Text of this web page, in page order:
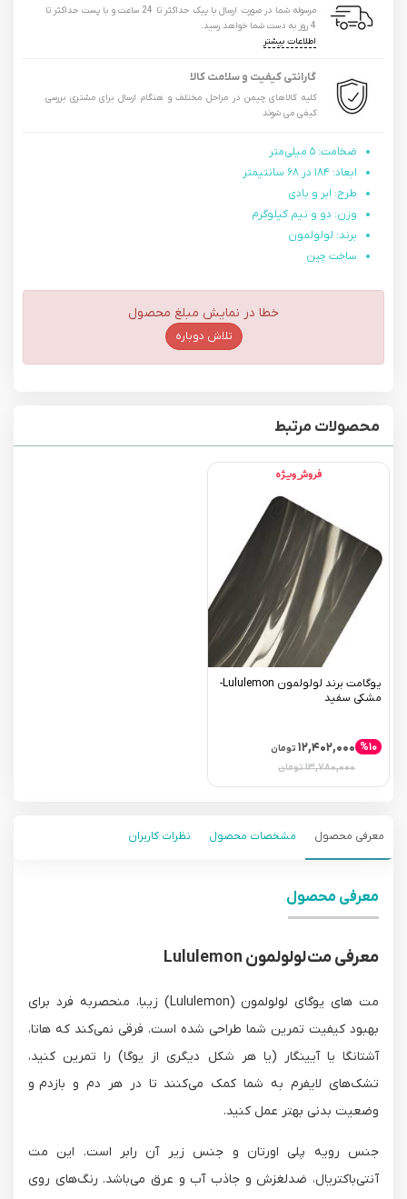
مرسوله شما در صورت ارسال با پیک حداکثر تا 24 ساعت و با پست حداکثر تا
4 روز به دست شما خواهد رسید.
اطلاعات بیشتر
گارانتی کیفیت و سلامت کالا
کلیه کالاهای چیمن در مراحل مختلف و هنگام ارسال برای مشتری بررسی
کیفی می شوند
ضخامت: ۵ میلی‌متر
ابعاد: ۱۸۴ در ۶۸ سانتیمتر
طرح: ابر و بادی
وزن: دو و نیم کیلوگرم
برند: لولولمون
ساخت چین
خطا در نمایش مبلغ محصول
تلاش دوباره
محصولات مرتبط
یوگامت برند لولولمون Lululemon-
مشکی سفید
۱۲,۴۰۲,۰۰۰ تومان
۱۳,۷۸۰,۰۰۰تومان
%۱۰
معرفی محصول مشخصات محصول نظرات کاربران
معرفی محصول
معرفی مت‌ لولولمون Lululemon
مت های یوگای لولولمون (Lululemon) زیبا، منحصربه فرد برای
بهبود کیفیت تمرین شما طراحی شده است. فرقی نمی‌کند که هاتا،
آشتانگا یا آیینگار (یا هر شکل دیگری از یوگا) را تمرین کنید،
تشک‌های لایفرم به شما کمک می‌کنند تا در هر دم و بازدم و
وضعیت بدنی بهتر عمل کنید.
جنس رویه پلی اورتان و جنس زیر آن رابر است. این مت
آنتی‌باکتریال، ضدلغزش و جاذب آب و عرق می‌باشد. رنگ‌های روی